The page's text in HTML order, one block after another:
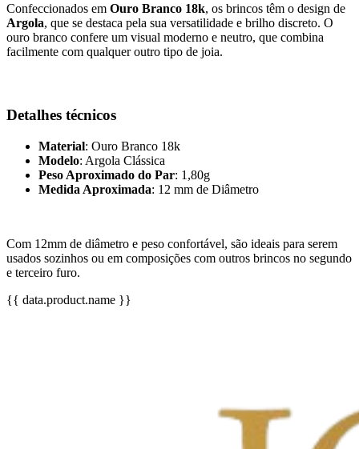
Confeccionados em Ouro Branco 18k, os brincos têm o design de
Argola, que se destaca pela sua versatilidade e brilho discreto. O
ouro branco confere um visual moderno e neutro, que combina
facilmente com qualquer outro tipo de joia.
Detalhes técnicos
Material: Ouro Branco 18k
Modelo: Argola Clássica
Peso Aproximado do Par: 1,80g
Medida Aproximada: 12 mm de Diâmetro
Com 12mm de diâmetro e peso confortável, são ideais para serem
usados sozinhos ou em composições com outros brincos no segundo
e terceiro furo.
{{ data.product.name }}